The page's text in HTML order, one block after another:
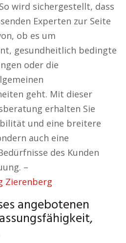
wird sichergestellt, dass
Experten zur Seite
ob es um
gesundheitlich bedingte
oder die
geht. Mit dieser
erhalten Sie
und eine breitere
auch eine
des Kunden
–
Zierenberg
angebotenen